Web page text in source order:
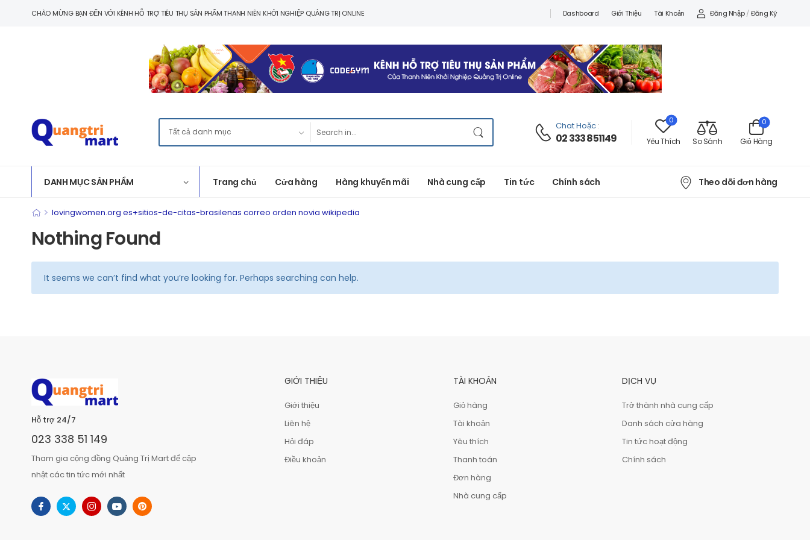
CHÀO MỪNG BẠN ĐẾN VỚI KÊNH HỖ TRỢ TIÊU THỤ SẢN PHẨM THANH NIÊN KHỞI NGHIỆP QUẢNG TRỊ ONLINE Dashboard Giới Thiệu Tài Khoản Đăng Nhập / Đăng Ký
Chat Hoặc :
02 333 851149
0
Yêu Thích So Sánh Giỏ Hàng
0
DANH MỤC SẢN PHẨM Trang chủ Cửa hàng Hàng khuyến mãi Nhà cung cấp Tin tức Chính sách Theo dõi đơn hàng
> lovingwomen.org es+sitios-de-citas-brasilenas correo orden novia wikipedia
Nothing Found
It seems we can’t find what you’re looking for. Perhaps searching can help.
Hỗ trợ 24/7
023 338 51 149
Tham gia cộng đồng Quảng Trị Mart để cập
nhật các tin tức mới nhất
GIỚI THIỆU
Giới thiệu
Liên hệ
Hỏi đáp
Điều khoản
TÀI KHOẢN
Giỏ hàng
Tài khoản
Yêu thích
Thanh toán
Đơn hàng
Nhà cung cấp
DỊCH VỤ
Trở thành nhà cung cấp
Danh sách cửa hàng
Tin tức hoạt động
Chính sách